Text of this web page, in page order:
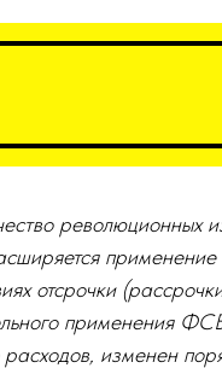
революционных
отсрочки
применения
изменен